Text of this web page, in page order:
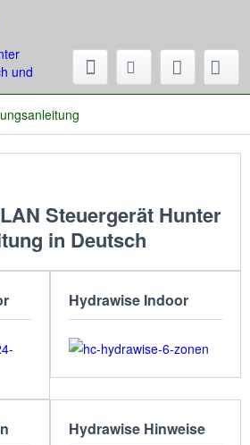
Steuergerät Hunter
in Deutsch
Hydrawise Indoor
Hydrawise Hinweise